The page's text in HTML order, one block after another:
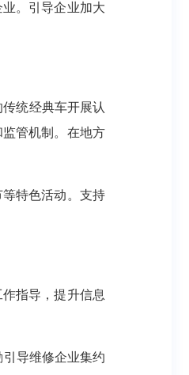
。引导企业加大
统经典车开展认
管机制。在地方
特色活动。支持
指导，提升信息
导维修企业集约